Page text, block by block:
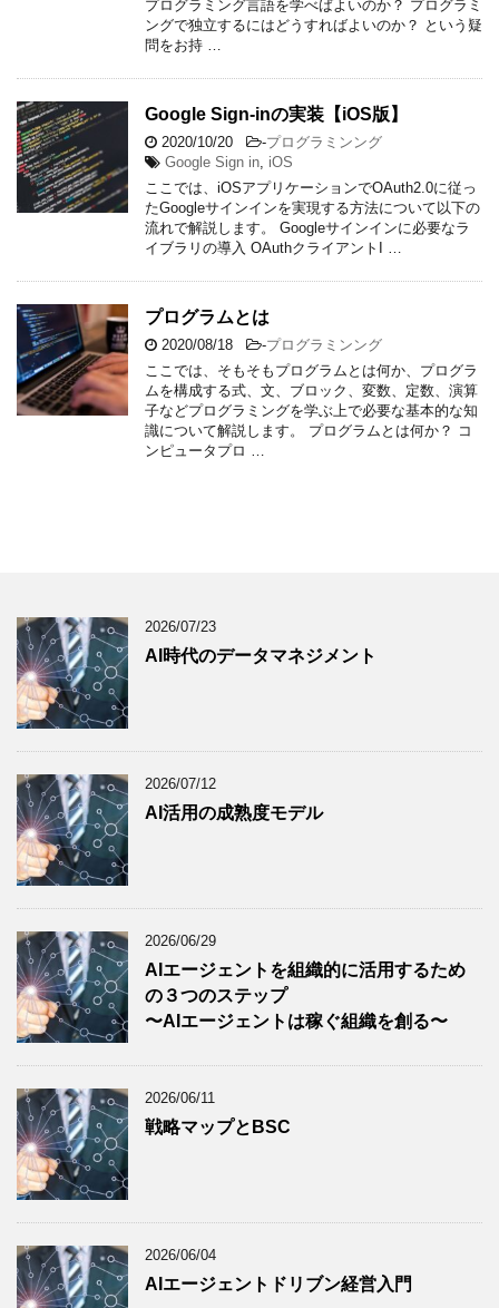
プログラミング言語を学べばよいのか？ プログラミ
ングで独立するにはどうすればよいのか？ という疑
問をお持 …
Google Sign-inの実装【iOS版】
2020/10/20 -プログラミンング
Google Sign in iOS
ここでは、iOSアプリケーションでOAuth2.0に従っ
たGoogleサインインを実現する方法について以下の
流れで解説します。 Googleサインインに必要なラ
イブラリの導入 OAuthクライアントI …
プログラムとは
2020/08/18 -プログラミンング
ここでは、そもそもプログラムとは何か、プログラ
ムを構成する式、文、ブロック、変数、定数、演算
子などプログラミングを学ぶ上で必要な基本的な知
識について解説します。 プログラムとは何か？ コ
ンピュータプロ …
2026/07/23
AI時代のデータマネジメント
2026/07/12
AI活用の成熟度モデル
2026/06/29
AIエージェントを組織的に活用するため
の３つのステップ
〜AIエージェントは稼ぐ組織を創る〜
2026/06/11
戦略マップとBSC
2026/06/04
AIエージェントドリブン経営入門